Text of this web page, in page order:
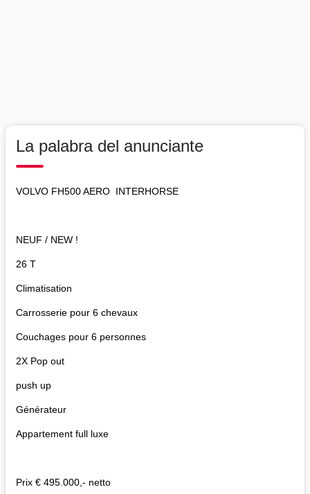
La palabra del anunciante
VOLVO FH500 AERO INTERHORSE
NEUF / NEW !
26 T
Climatisation
Carrosserie pour 6 chevaux
Couchages pour 6 personnes
2X Pop out
push up
Générateur
Appartement full luxe
Prix € 495.000,- netto